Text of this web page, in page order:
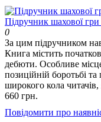
Підручник шахової
0
За цим підручником
Книга містить
дебюти. Особливе
позиційній боротьбі
широкого кола читачів,
660 грн.
Повідомити про